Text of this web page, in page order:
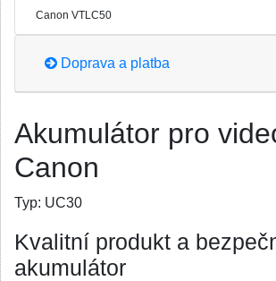
Canon VTLC50
Doprava a platba
Akumulátor pro
Canon
Typ: UC30
Kvalitní produkt a
akumulátor